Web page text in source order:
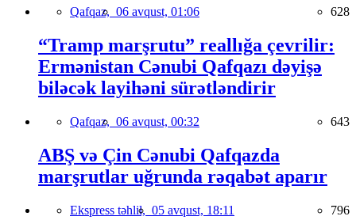
Qafqaz, 06 avqust, 01:06 628
“Tramp marşrutu” reallığa çevrilir:
Ermənistan Cənubi Qafqazı dəyişə
biləcək layihəni sürətləndirir
Qafqaz, 06 avqust, 00:32 643
ABŞ və Çin Cənubi Qafqazda
marşrutlar uğrunda rəqabət aparır
Ekspress təhlil, 05 avqust, 18:11 796